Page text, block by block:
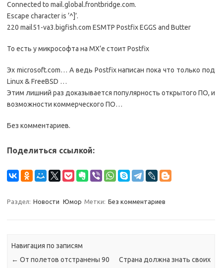
Connected to mail.global.frontbridge.com.
Escape character is ‘^]’.
220 mail51-va3.bigfish.com ESMTP Postfix EGGS and Butter
То есть у микрософта на MX’е стоит Postfix
Эх microsoft.com… А ведь Postfix написан пока что только под
Linux & FreeBSD …
Этим лишний раз доказывается популярность открытого ПО, и
возможности коммерческого ПО…
Без комментариев.
Поделиться ссылкой:
Раздел: Новости Юмор Метки: Без комментариев
Навигация по записям
← От полетов отстранены 90
Страна должна знать своих